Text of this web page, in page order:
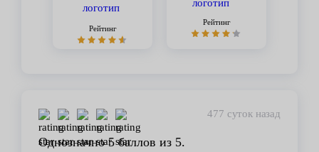
Рейтинг
Рейтинг
477 суток назад
Однозначно 5 баллов из 5.